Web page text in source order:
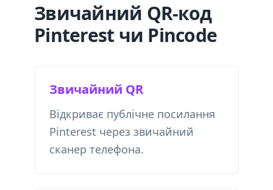
Звичайний QR-код
Pinterest чи Pincode
Звичайний QR
Відкриває публічне посилання
Pinterest через звичайний
сканер телефона.